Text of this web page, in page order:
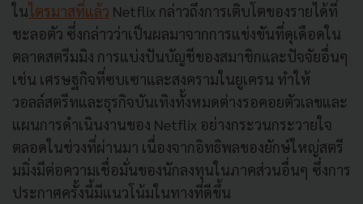
ในไตรมาสที่แล้ว Netflix กล่าวถึงการเติบโตของรายได้ที่
ชะลอตัว ซึ่งกล่าวว่าเป็นผลมาจากการแข่งขันที่ดุเดือดใน
ตลาดสตรีมมิง การแบ่งปันบัญชีของสมาชิกและปัจจัยอื่นๆ
เช่น เศรษฐกิจที่ซบเซาและสงครามในยูเครน ทำให้
วอลล์สตรีทและธุรกิจบันเทิงทั้งหมดต่างรอคอยตัวเลขและ
แผนการดำเนินงานของ Netflix อย่างกระวนกระวายใจ
ตลอดในช่วงที่ผ่านมา เนื่องจากอิทธิพลของยักษ์ใหญ่สตรี
มมิ่งมีต่อความเชื่อมั่นของนักลงทุนในภาคส่วนอื่นๆ ซึ่งการ
ประกาศครั้งนี้มีแนวโน้มในทางที่ดีขึ้น